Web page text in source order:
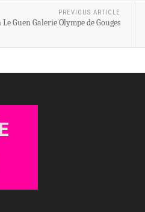
PREVIOUS ARTICLE
Le Guen Galerie Olympe de Gouges